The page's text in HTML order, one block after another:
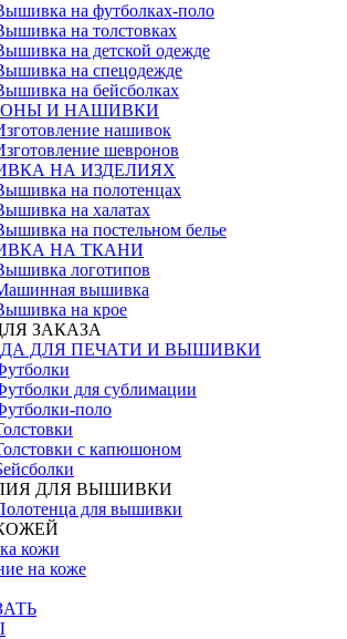
на футболках-поло
на толстовках
на детской одежде
на спецодежде
на бейсболках
И НАШИВКИ
нашивок
шевронов
НА ИЗДЕЛИЯХ
на полотенцах
на халатах
на постельном белье
НА ТКАНИ
логотипов
вышивка
на крое
ЗАКАЗА
ДЛЯ ПЕЧАТИ И ВЫШИВКИ
для сублимации
поло
с капюшоном
ДЛЯ ВЫШИВКИ
для вышивки
кожи
на коже